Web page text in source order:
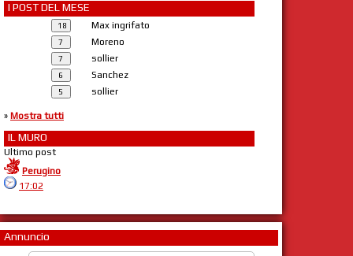
I POST DEL MESE
Max ingrifato
Moreno
sollier
Sanchez
sollier
» Mostra tutti
IL MURO
Ultimo post
Perugino
17:02
Annuncio